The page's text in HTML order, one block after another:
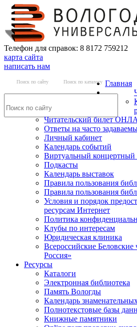
Телефон для справок: 8 8172 759212
карта сайта
написать нам
Поиск по сайту Поиск по каталогу Главная
Читательский билет
Ответы на часто
Личный кабинет
Календарь событий
Виртуальный концертный
Подкасты
Календарь выставок
Правила пользования
Правила пользования
Условия и порядок
ресурсам Интернет
Политика
Клубы по интересам
Юридическая клиника
Всероссийские Беловские
Россия»
Ресурсы
Каталоги
Электронная библиотека
Память Вологды
Календарь
Полнотекстовые базы
Книжные памятники